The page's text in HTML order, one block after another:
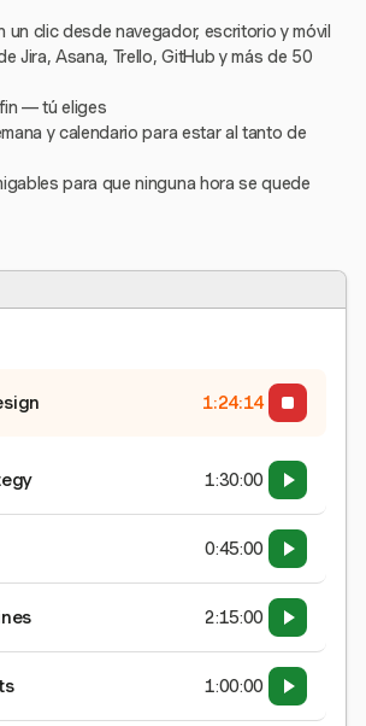
un clic desde navegador, escritorio y móvil
Jira, Asana, Trello, GitHub y más de 50
— tú eliges
y calendario para estar al tanto de
para que ninguna hora se quede
1:24:15
1:30:00
0:45:00
2:15:00
1:00:00